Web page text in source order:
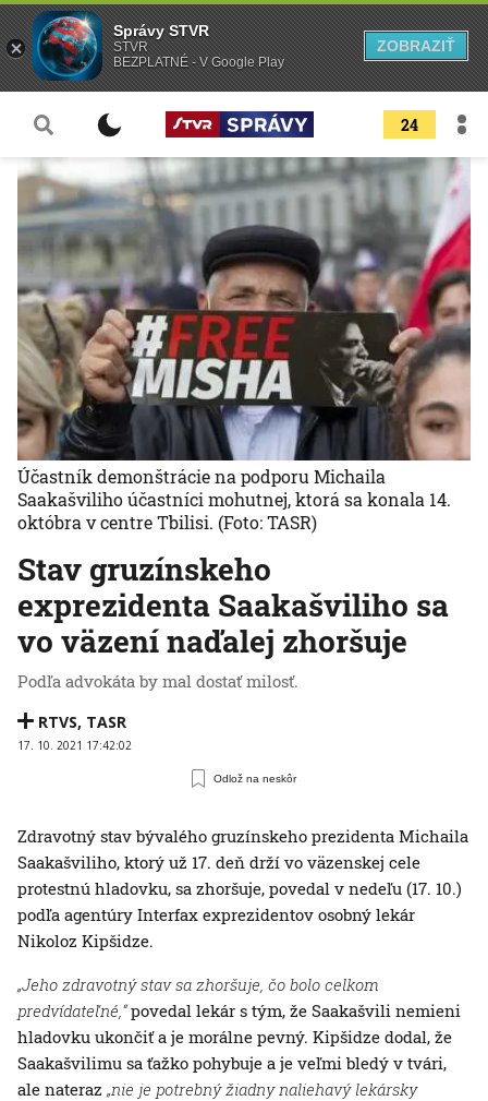
24
Stav gruzínskeho
exprezidenta Saakašviliho sa
vo väzení naďalej zhoršuje
Podľa advokáta by mal dostať milosť.
RTVS, TASR
17. 10. 2021 17:42:02
Odlož na neskôr
Účastník demonštrácie na podporu Michaila
Saakašviliho účastníci mohutnej, ktorá sa konala 14.
októbra v centre Tbilisi. (Foto: TASR)
Zdravotný stav bývalého gruzínskeho prezidenta Michaila
Saakašviliho, ktorý už 17. deň drží vo väzenskej cele
protestnú hladovku, sa zhoršuje, povedal v nedeľu (17. 10.)
podľa agentúry Interfax exprezidentov osobný lekár
Nikoloz Kipšidze.
„Jeho zdravotný stav sa zhoršuje, čo bolo celkom
predvídateľné,“povedal lekár s tým, že Saakašvili nemieni
hladovku ukončiť a je morálne pevný. Kipšidze dodal, že
Saakašvilimu sa ťažko pohybuje a je veľmi bledý v tvári,
ale nateraz „nie je potrebný žiadny naliehavý lekársky
Správy STVR
STVR
BEZPLATNÉ - V Google Play
ZOBRAZIŤ